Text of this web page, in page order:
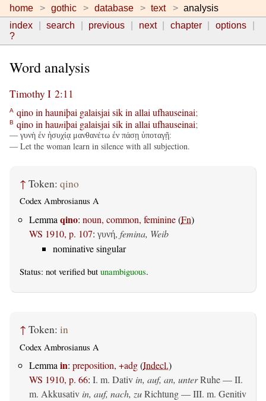
home gothic database text
analysis
index
search previous next chapter
options
?
Word analysis
Timothy I 2:11
A qinoin hauniþai galaisjai sikin allai ufhauseinai;
B qinoin hauniþai galaisjai sikin allai ufhauseinai;
— γυνὴ ἐν ἡσυχίᾳ μανθανέτω ἐν πάσῃ ὑποταγῇ:
— Let the woman learn in silence with all subjection.
↑ Token: qino
Codex Ambrosianus A
Lemma qino: noun, common, feminine(Fn)
WS 1910, p. 107: γυνή, femina, Weib
nominative singular
Status: not verified but unambiguous.
↑ Token: in
Codex Ambrosianus A
Lemma in: preposition, +adg(Indecl.)
WS 1910, p. 66: I. m. Dativ in, auf, an, unterRuhe — II.
m. Akkusativ in, auf, nach, zuRichtung — III. m. Genitiv